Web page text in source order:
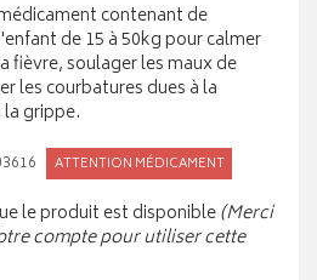
contenant de
de 15 à 50kg pour calmer
fièvre, soulager les maux de
les courbatures dues à la
grippe.
ATTENTION MÉDICAMENT
le produit est disponible(Merci
compte pour utiliser cette